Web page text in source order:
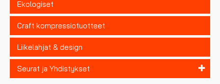
Ekologiset
Craft kompressiotuotteet
Liikelahjat & design
Seurat ja Yhdistykset